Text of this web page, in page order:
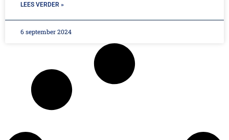
LEES VERDER »
6 september 2024